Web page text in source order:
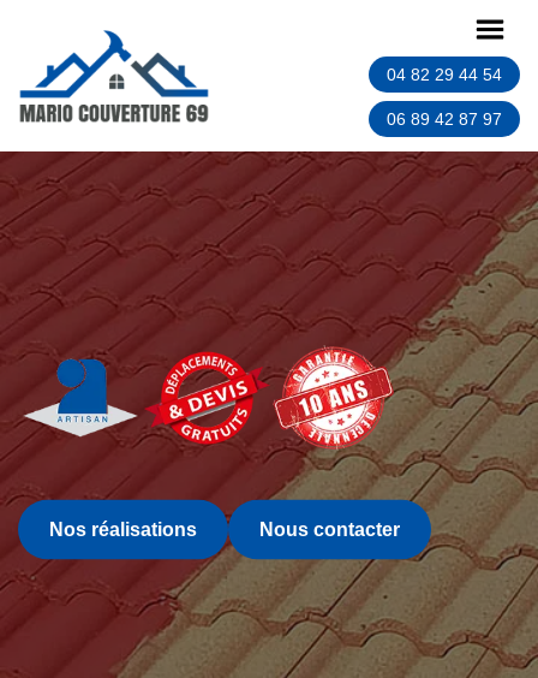
04 82 29 44 54
06 89 42 87 97
Nos réalisations Nous contacter